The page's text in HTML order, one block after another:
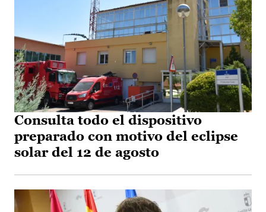
Consulta todo el dispositivo
preparado con motivo del eclipse
solar del 12 de agosto